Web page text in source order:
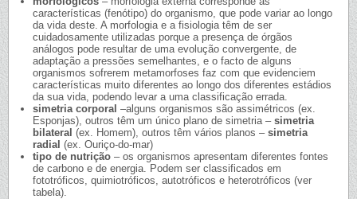
características (fenótipo) do organismo, que pode variar ao longo
da vida deste. A morfologia e a fisiologia têm de ser
cuidadosamente utilizadas porque a presença de órgãos
análogos pode resultar de uma evolução convergente, de
adaptação a pressões semelhantes, e o facto de alguns
organismos sofrerem metamorfoses faz com que evidenciem
características muito diferentes ao longo dos diferentes estádios
da sua vida, podendo levar a uma classificação errada.
simetria corporal –alguns organismos são assimétricos (ex.
Esponjas), outros têm um único plano de simetria – simetria
bilateral (ex. Homem), outros têm vários planos – simetria
radial (ex. Ouriço-do-mar)
tipo de nutrição – os organismos apresentam diferentes fontes
de carbono e de energia. Podem ser classificados em
fototróficos, quimiotróficos, autotróficos e heterotróficos (ver
tabela).